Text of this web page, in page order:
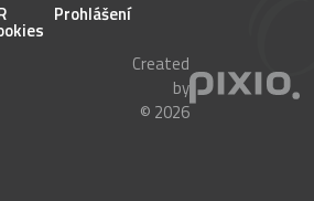
Prohlášení
Created
by
© 2026